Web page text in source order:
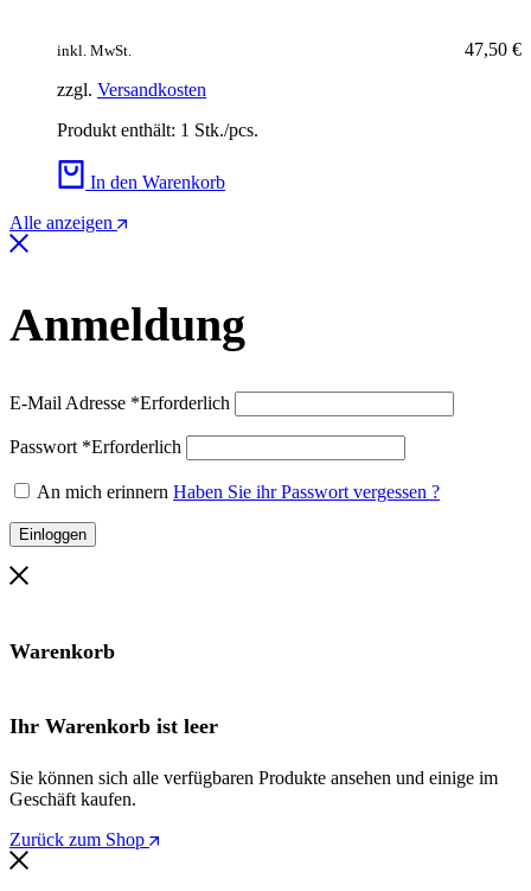
47,50 €
inkl. MwSt.
zzgl. Versandkosten
Produkt enthält: 1 Stk./pcs.
In den Warenkorb
Alle anzeigen
Anmeldung
E-Mail Adresse *Erforderlich
Passwort *Erforderlich
An mich erinnern Haben Sie ihr Passwort vergessen ?
Einloggen
Warenkorb
Ihr Warenkorb ist leer
Sie können sich alle verfügbaren Produkte ansehen und einige im
Geschäft kaufen.
Zurück zum Shop